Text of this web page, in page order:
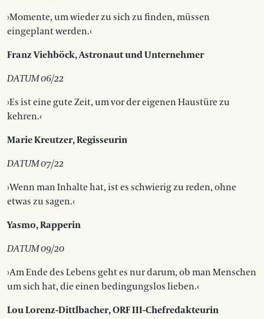
›Momente, um wieder zu sich zu finden, müssen
eingeplant werden.‹
Franz Viehböck, Astronaut und Unternehmer
DATUM 06/22
›Es ist eine gute Zeit, um vor der eigenen Haustüre zu
kehren.‹
Marie Kreutzer, Regisseurin
DATUM 07/22
›Wenn man Inhalte hat, ist es schwierig zu reden, ohne
etwas zu sagen.‹
Yasmo, Rapperin
DATUM 09/20
›Am Ende des Lebens geht es nur darum, ob man Menschen
um sich hat, die einen bedingungslos lieben.‹
Lou Lorenz-Dittlbacher, ORF III-Chefredakteurin